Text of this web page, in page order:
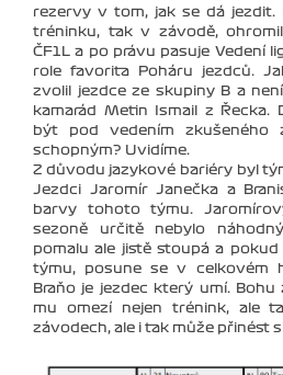
rezervy v tom, jak se dá jezdit.
tréninku, tak v závodě,
ČF1L a po právu pasuje Vedení
role favorita Poháru jezdců.
zvolil jezdce ze skupiny B a
kamarád Metin Ismail z Řecka.
být pod vedením zkušeného
schopným? Uvidíme.
Z důvodu jazykové bariéry byl
Jezdci Jaromír Janečka a
barvy tohoto týmu.
sezoně určitě nebylo
pomalu ale jistě stoupá a
týmu, posune se v celkovém
Braňo je jezdec který umí.
mu omezí nejen trénink, ale
závodech, ale i tak může přinést